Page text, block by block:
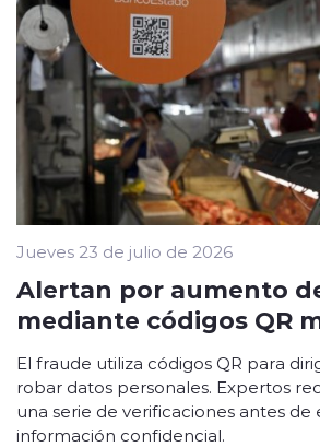
Jueves 23 de julio de 2026
Alertan por aumento
mediante códigos QR
El fraude utiliza códigos QR para
robar datos personales. Expertos
una serie de verificaciones antes de
información confidencial.